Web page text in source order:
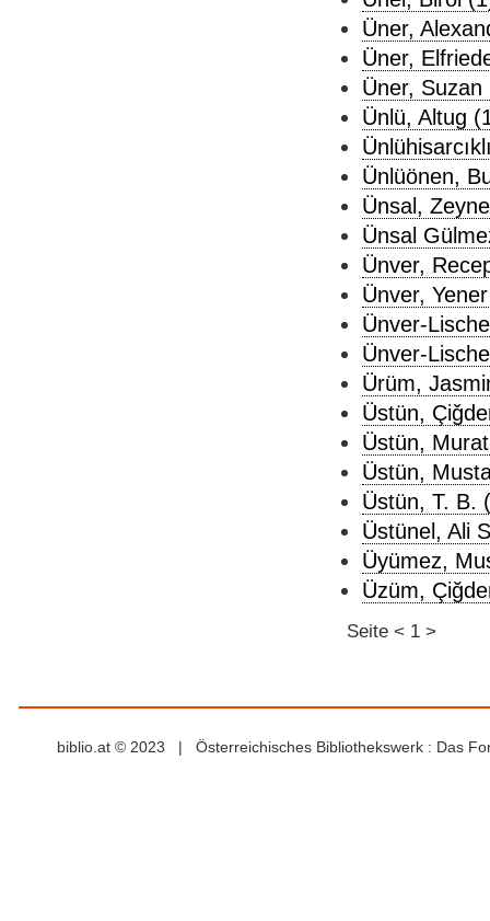
Üner,
Üner,
Üner, Suzan
Ünlü, Altug
Ünlüönen,
Ünsal,
Ünsal
Ünver,
Ünver,
Ünver-
Ünver-
Ürüm,
Üstün,
Üstün,
Üstün,
Üstün, T. B.
Üstünel, Ali
Üyümez,
Üzüm,
Seite < 1 >
biblio.at © 2023 | Österreichisches Bibliothekswerk : Das